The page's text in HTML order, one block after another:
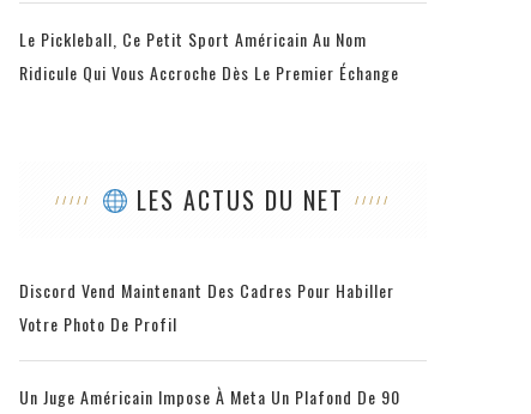
Le Pickleball, Ce Petit Sport Américain Au Nom
Ridicule Qui Vous Accroche Dès Le Premier Échange
LES ACTUS DU NET
Discord Vend Maintenant Des Cadres Pour Habiller
Votre Photo De Profil
Un Juge Américain Impose À Meta Un Plafond De 90